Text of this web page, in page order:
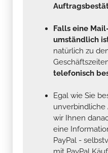
Falls eine
umständlich
natürlich zu
telefonisch
Egal wie Sie
unverbindliche
wir Ihnen
eine
PayPal -